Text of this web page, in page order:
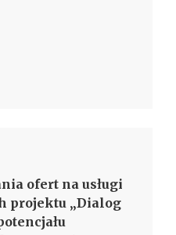
ofert na usługi
projektu „Dialog